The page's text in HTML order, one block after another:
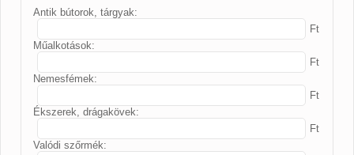
Antik bútorok, tárgyak:
Ft
Műalkotások:
Ft
Nemesfémek:
Ft
Ékszerek, drágakövek:
Ft
Valódi szőrmék: